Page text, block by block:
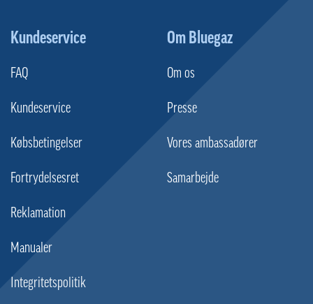
Kundeservice
FAQ
Kundeservice
Købsbetingelser
Fortrydelsesret
Reklamation
Manualer
Integritetspolitik
Om Bluegaz
Om os
Presse
Vores ambassadører
Samarbejde